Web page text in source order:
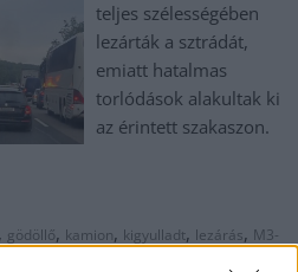
teljes szélességében
lezárták a sztrádát,
emiatt hatalmas
torlódások alakultak ki
az érintett szakaszon.
, gödöllő, kamion, kigyulladt, lezárás, M3-